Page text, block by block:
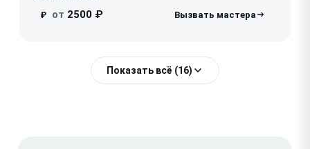
₽ от 2500 ₽
Показать всё (16)